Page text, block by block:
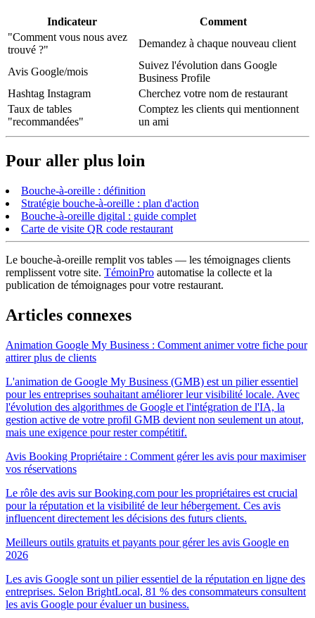
Indicateur
Comment
"Comment vous nous avez
trouvé ?"
Demandez à chaque nouveau client
Avis Google/mois
Suivez l'évolution dans Google
Business Profile
Hashtag Instagram
Cherchez votre nom de restaurant
Taux de tables
"recommandées"
Comptez les clients qui mentionnent
un ami
Pour aller plus loin
Bouche-à-oreille : définition
Stratégie bouche-à-oreille : plan d'action
Bouche-à-oreille digital : guide complet
Carte de visite QR code restaurant
Le bouche-à-oreille remplit vos tables — les témoignages clients
remplissent votre site. TémoinPro automatise la collecte et la
publication de témoignages pour votre restaurant.
Articles connexes
Animation Google My Business : Comment animer votre fiche pour
attirer plus de clients
L'animation de Google My Business (GMB) est un pilier essentiel
pour les entreprises souhaitant améliorer leur visibilité locale. Avec
l'évolution des algorithmes de Google et l'intégration de l'IA, la
gestion active de votre profil GMB devient non seulement un atout,
mais une exigence pour rester compétitif.
Avis Booking Propriétaire : Comment gérer les avis pour maximiser
vos réservations
Le rôle des avis sur Booking.com pour les propriétaires est crucial
pour la réputation et la visibilité de leur hébergement. Ces avis
influencent directement les décisions des futurs clients.
Meilleurs outils gratuits et payants pour gérer les avis Google en
2026
Les avis Google sont un pilier essentiel de la réputation en ligne des
entreprises. Selon BrightLocal, 81 % des consommateurs consultent
les avis Google pour évaluer un business.